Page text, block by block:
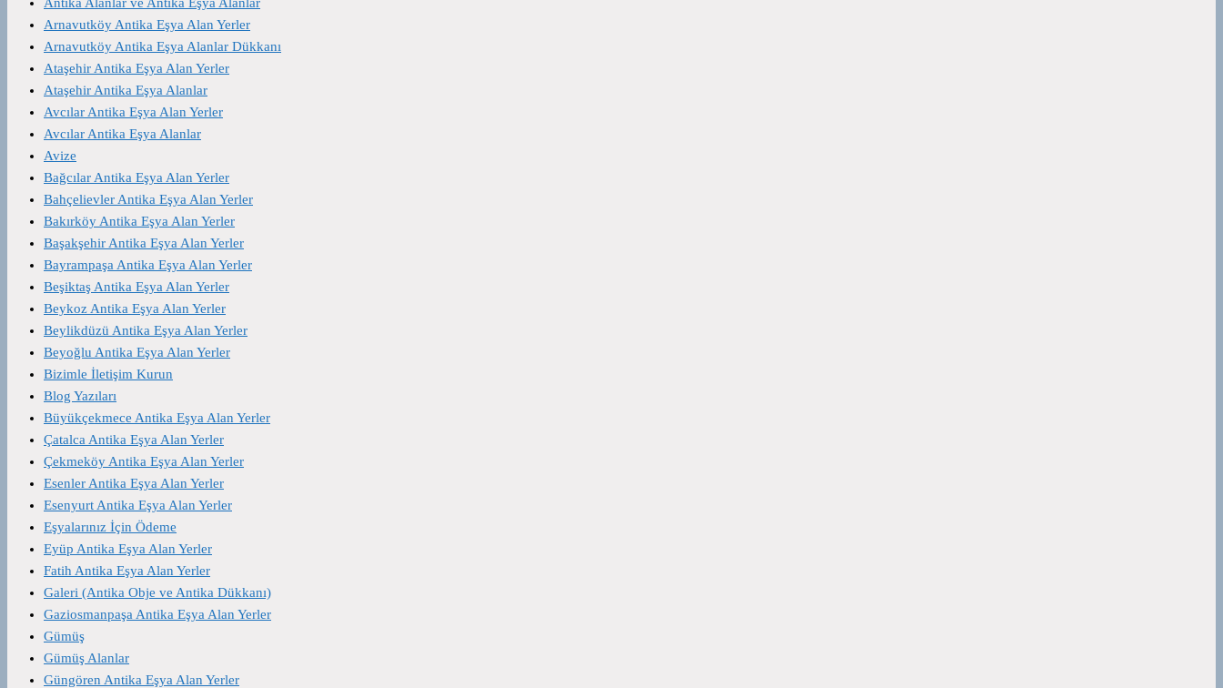
Arnavutköy Antika Eşya Alan Yerler
Arnavutköy Antika Eşya Alanlar Dükkanı
Ataşehir Antika Eşya Alan Yerler
Ataşehir Antika Eşya Alanlar
Avcılar Antika Eşya Alan Yerler
Avcılar Antika Eşya Alanlar
Avize
Bağcılar Antika Eşya Alan Yerler
Bahçelievler Antika Eşya Alan Yerler
Bakırköy Antika Eşya Alan Yerler
Başakşehir Antika Eşya Alan Yerler
Bayrampaşa Antika Eşya Alan Yerler
Beşiktaş Antika Eşya Alan Yerler
Beykoz Antika Eşya Alan Yerler
Beylikdüzü Antika Eşya Alan Yerler
Beyoğlu Antika Eşya Alan Yerler
Bizimle İletişim Kurun
Blog Yazıları
Büyükçekmece Antika Eşya Alan Yerler
Çatalca Antika Eşya Alan Yerler
Çekmeköy Antika Eşya Alan Yerler
Esenler Antika Eşya Alan Yerler
Esenyurt Antika Eşya Alan Yerler
Eşyalarınız İçin Ödeme
Eyüp Antika Eşya Alan Yerler
Fatih Antika Eşya Alan Yerler
Galeri (Antika Obje ve Antika Dükkanı)
Gaziosmanpaşa Antika Eşya Alan Yerler
Gümüş
Gümüş Alanlar
Güngören Antika Eşya Alan Yerler